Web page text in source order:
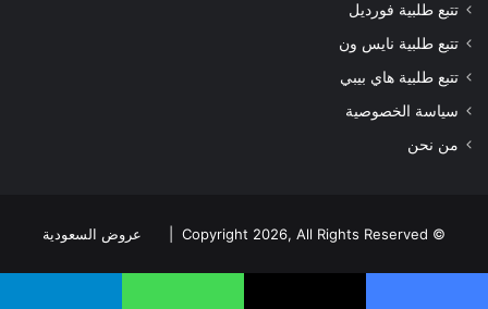
تتبع طلبية فورديل
تتبع طلبية نايس ون
تتبع طلبية هاي بيبي
سياسة الخصوصية
من نحن
© Copyright 2026, All Rights Reserved | عروض السعودية